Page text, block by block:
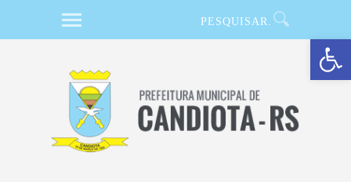
Barra de Ferramentas Aberta